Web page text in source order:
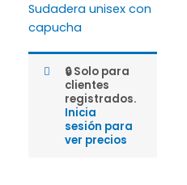
Sudadera unisex con
capucha
🔒 Solo para
clientes
registrados.
Inicia
sesión para
ver precios